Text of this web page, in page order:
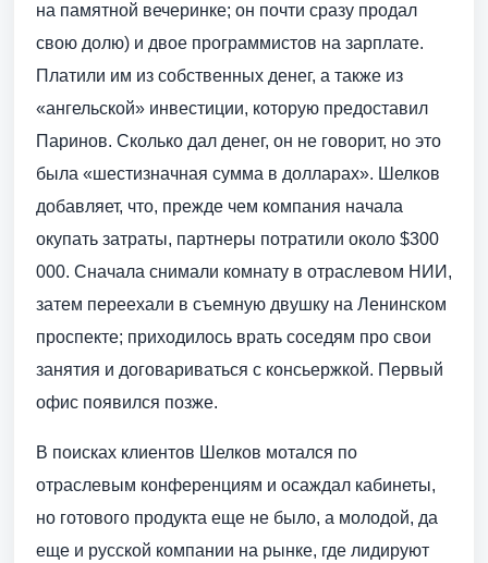
на памятной вечеринке; он почти сразу продал
свою долю) и двое программистов на зарплате.
Платили им из собственных денег, а также из
«ангельской» инвестиции, которую предоставил
Паринов. Сколько дал денег, он не говорит, но это
была «шестизначная сумма в долларах». Шелков
добавляет, что, прежде чем компания начала
окупать затраты, партнеры потратили около $300
000. Сначала снимали комнату в отраслевом НИИ,
затем переехали в съемную двушку на Ленинском
проспекте; приходилось врать соседям про свои
занятия и договариваться с консьержкой. Первый
офис появился позже.
В поисках клиентов Шелков мотался по
отраслевым конференциям и осаждал кабинеты,
но готового продукта еще не было, а молодой, да
еще и русской компании на рынке, где лидируют